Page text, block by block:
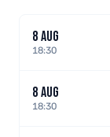
8 AUG
18:30
8 AUG
18:30